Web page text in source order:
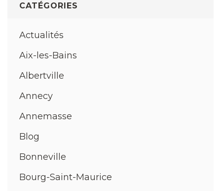
CATÉGORIES
Actualités
Aix-les-Bains
Albertville
Annecy
Annemasse
Blog
Bonneville
Bourg-Saint-Maurice